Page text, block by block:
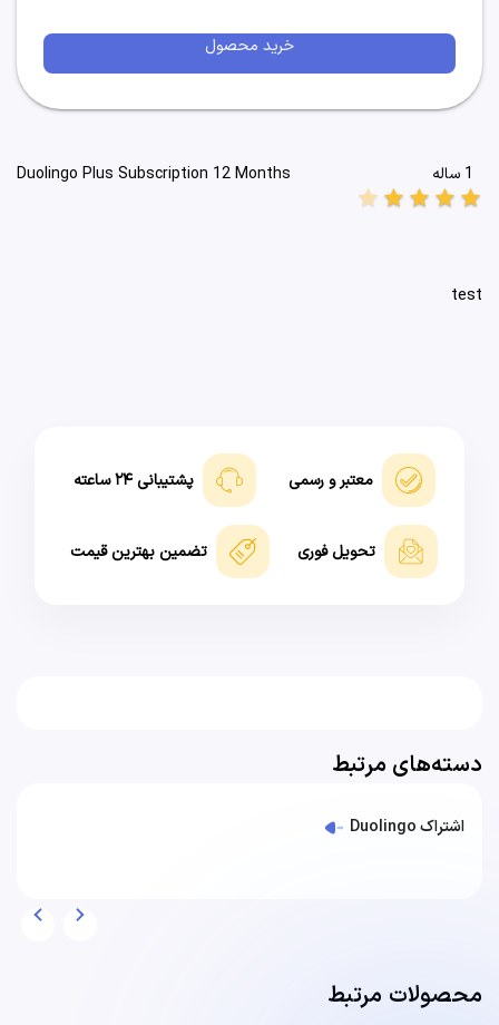
1 ساله
Duolingo Plus Subscription 12 Months
star
star
star
star
star
test
معتبر و رسمی پشتیبانی ۲۴ ساعته
تحویل فوری تضمین بهترین قیمت
خرید محصول
دسته‌های مرتبط
اشتراک Duolingo
محصولات مرتبط